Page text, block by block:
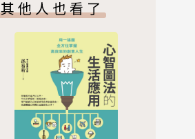
其他人也看了